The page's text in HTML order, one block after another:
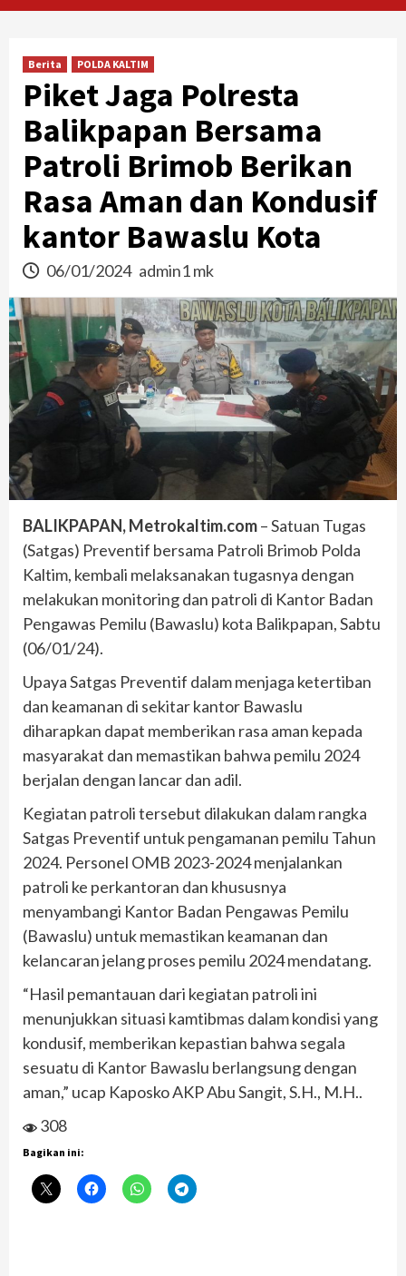
Berita POLDA KALTIM
Piket Jaga Polresta
Balikpapan Bersama
Patroli Brimob Berikan
Rasa Aman dan Kondusif
kantor Bawaslu Kota
06/01/2024 admin1 mk
BALIKPAPAN, Metrokaltim.com– Satuan Tugas
(Satgas) Preventif bersama Patroli Brimob Polda
Kaltim, kembali melaksanakan tugasnya dengan
melakukan monitoring dan patroli di Kantor Badan
Pengawas Pemilu (Bawaslu) kota Balikpapan, Sabtu
(06/01/24).
Upaya Satgas Preventif dalam menjaga ketertiban
dan keamanan di sekitar kantor Bawaslu
diharapkan dapat memberikan rasa aman kepada
masyarakat dan memastikan bahwa pemilu 2024
berjalan dengan lancar dan adil.
Kegiatan patroli tersebut dilakukan dalam rangka
Satgas Preventif untuk pengamanan pemilu Tahun
2024. Personel OMB 2023-2024 menjalankan
patroli ke perkantoran dan khususnya
menyambangi Kantor Badan Pengawas Pemilu
(Bawaslu) untuk memastikan keamanan dan
kelancaran jelang proses pemilu 2024 mendatang.
“Hasil pemantauan dari kegiatan patroli ini
menunjukkan situasi kamtibmas dalam kondisi yang
kondusif, memberikan kepastian bahwa segala
sesuatu di Kantor Bawaslu berlangsung dengan
aman,” ucap Kaposko AKP Abu Sangit, S.H., M.H..
308
Bagikan ini: